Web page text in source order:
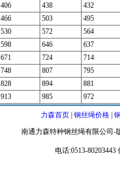
406 438
432
466 503
495
530 572
564
598 646
637
671 724
714
748 807
795
828 894
881
913 985 972
力森首页 钢丝绳价格
南通力森特种钢丝绳有限公司-
电话:0513-80203443